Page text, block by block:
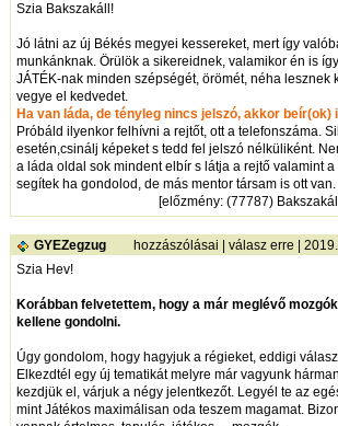
Szia Bakszakáll!
Jó látni az új Békés megyei kessereket, mert így
munkánknak. Örülök a sikereidnek, valamikor én is
JÁTÉK-nak minden szépségét, örömét, néha lesznek
vegye el kedvedet.
Ha van láda, de tényleg nincs jelszó, akkor beír(ok)
Próbáld ilyenkor felhívni a rejtőt, ott a telefonszáma.
esetén,csinálj képeket s tedd fel jelszó nélküliként.
a láda oldal sok mindent elbír s látja a rejtő valamint
segítek ha gondolod, de más mentor társam is ott van.
[előzmény: (77787)
GYEZegzug hozzászólásai |válasz erre |
Szia Hev!
Korábban felvetettem, hogy a már meglévő
kellene gondolni.
Úgy gondolom, hogy hagyjuk a régieket, eddigi
Elkezdtél egy új tematikát melyre már vagyunk
kezdjük el, várjuk a négy jelentkezőt. Legyél te az
mint Játékos maximálisan oda teszem magamat.